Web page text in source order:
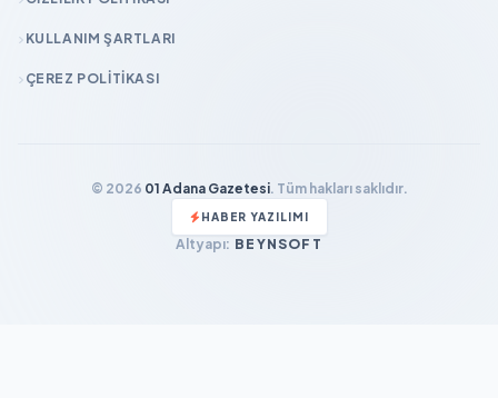
KULLANIM ŞARTLARI
ÇEREZ POLITIKASI
© 2026 01 Adana Gazetesi. Tüm hakları saklıdır.
HABER YAZILIMI
Altyapı: BEYNSOFT